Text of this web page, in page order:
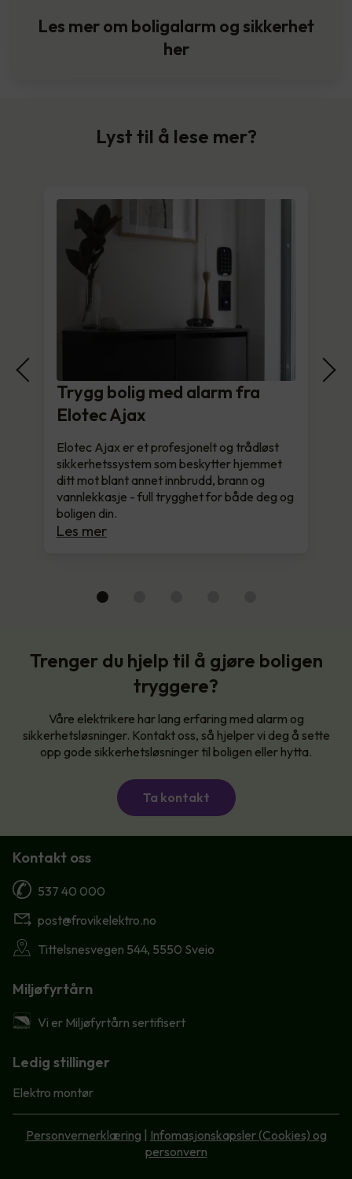
Les mer om boligalarm og sikkerhet
her
Lyst til å lese mer?
Trygg bolig med alarm fra
Elotec Ajax
Elotec Ajax er et profesjonelt og trådløst
sikkerhetssystem som beskytter hjemmet
ditt mot blant annet innbrudd, brann og
vannlekkasje - full trygghet for både deg og
boligen din.
Les mer
Trenger du hjelp til å gjøre boligen
tryggere?
Våre elektrikere har lang erfaring med alarm og
sikkerhetsløsninger. Kontakt oss, så hjelper vi deg å sette
opp gode sikkerhetsløsninger til boligen eller hytta.
Ta kontakt
Kontakt oss
537 40 000
post@frovikelektro.no
Tittelsnesvegen 544, 5550 Sveio
Miljøfyrtårn
Vi er Miljøfyrtårn sertifisert
Ledig stillinger
Elektro montør
Personvernerklæring | Infomasjonskapsler (Cookies) og
personvern